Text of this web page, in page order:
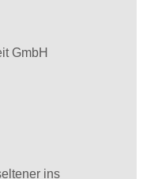
GmbH
ins